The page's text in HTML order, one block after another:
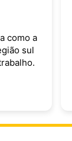
como a
sul